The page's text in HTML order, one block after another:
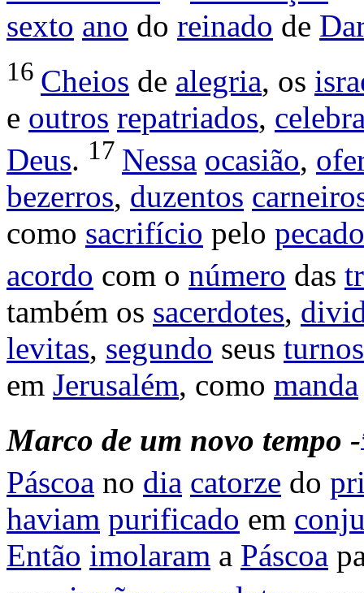
sexto ano do reinado de
16 Cheios de alegria, os
e outros repatriados,
Deus. 17 Nessa ocasião,
bezerros, duzentos
como sacrifício pelo pecado
acordo com o número das
também os sacerdotes,
levitas, segundo seus turnos
em Jerusalém, como manda
Marco de um novo tempo -
Páscoa no dia catorze do
haviam purificado em
Então imolaram a Páscoa